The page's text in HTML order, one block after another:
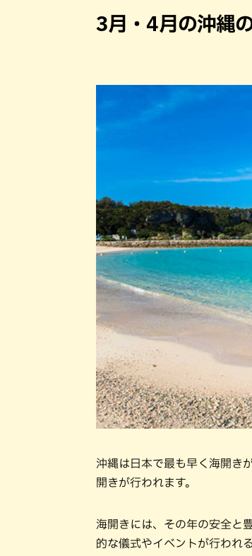
3月・4月の沖縄
沖縄は日本で最も早く海開き
開きが行われます。
海開きには、その年の安全と
的な儀式やイベントが行われ